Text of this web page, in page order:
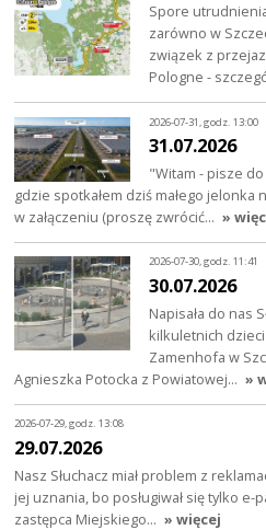
Spore
zarówno w
związek z
Pologne -
2026-07-31, godz. 13:00
31.07.2026
"Witam - pisze do
gdzie spotkałem dziś małego jelonka
w załączeniu (proszę zwrócić… »
2026-07-30, godz. 11:41
30.07.2026
Napisała do nas
kilkuletnich
Zamenhofa w
Agnieszka Potocka z Powiatowej… »
2026-07-29, godz. 13:08
29.07.2026
Nasz Słuchacz miał problem z
jej uznania, bo posługiwał się tylko e-
zastępca Miejskiego… » więcej